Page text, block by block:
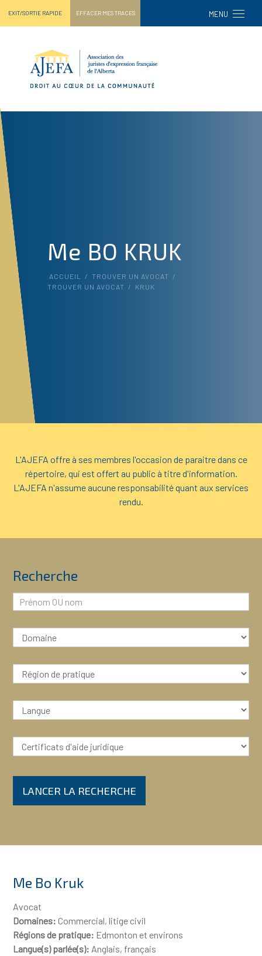
EXIT/SORTIE RAPIDE EFFACER MES TRACES MENU
Me BO KRUK
ACCUEIL / TROUVER UN AVOCAT
/
TROUVER UN AVOCAT / KRUK
L'AJEFA offre à ses membres l'occasion de paraitre dans ce
répertoire, qui est offert au public à titre d'information.
L'AJEFA n'assume aucune responsabilité quant aux services
rendu.
Recherche
LANCER LA RECHERCHE
Me Bo Kruk
Avocat
Domaines: Commercial, litige civil
Régions de pratique: Edmonton et environs
Langue(s) parlée(s): Anglais, français